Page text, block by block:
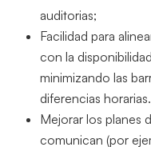
auditorias;
Facilidad para
con la
minimizando las
diferencias horarias.
Mejorar los planes
comunican (por